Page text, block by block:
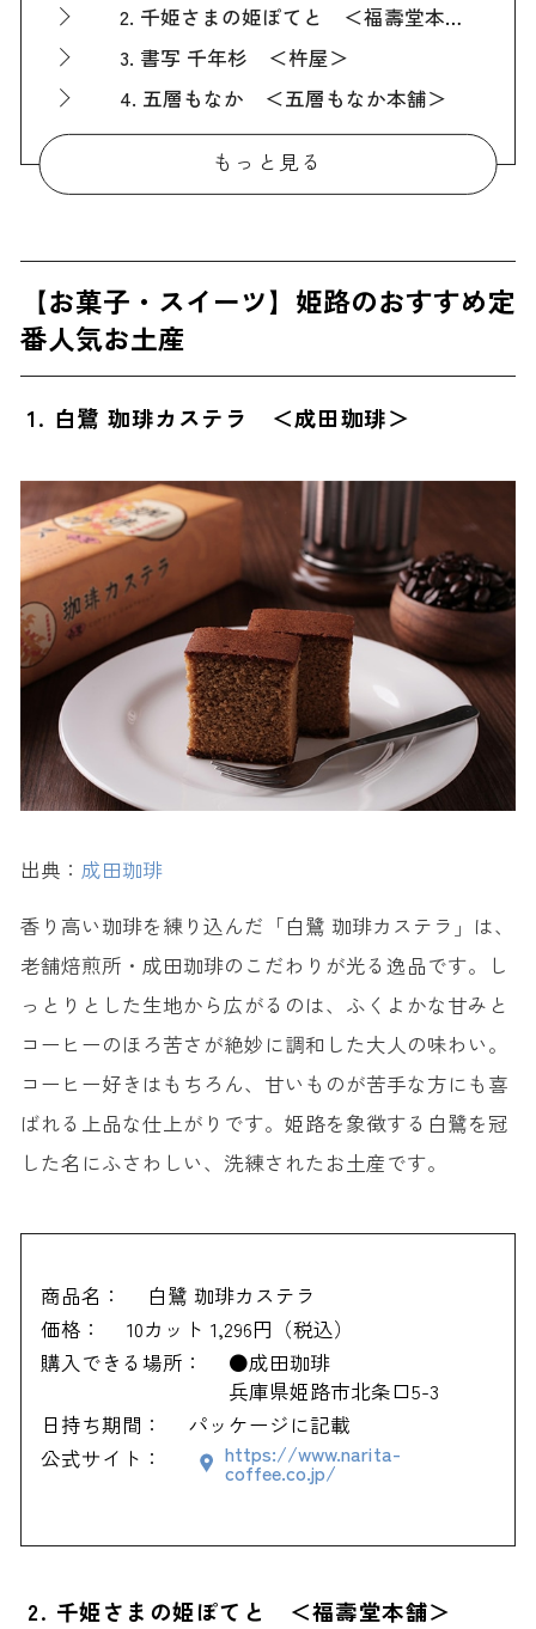
2. 千姫さまの姫ぽてと ＜福壽堂本舗＞
3. 書写 千年杉 ＜杵屋＞
4. 五層もなか ＜五層もなか本舗＞
5. しほみ饅頭 ＜総本家 かん川＞
6. 姫路おでんケーキ ＜大陸＞
7. 姫路ビール ＜姫路鳩屋麦酒＞
8. 城下町どっぐ ＜ヤマサ蒲鉾＞
【雑貨】姫路のおすすめ定番人気お土産
10. 姫路革細工
12. 山田錦せんべい ＜いっぷくせんべい半月庵＞
13. 玉椿 ＜伊勢屋本店＞
姫路で買えるおしゃれな人気お土産
14. 播州銘菓 はりま ＜白鷺陣屋＞
15. 播州かりんとう ＜常盤堂＞
【姫路限定】姫路でしか買えないお土産
18. 球体最中笑美玉 ＜甘音屋＞
19. シオとれもん ＜パティスリー ル・プティブルー＞
20. かまぼこ屋さんのチーズケーキ ＜ハトヤ蒲鉾＞
もっと見る
【お菓子・スイーツ】姫路のおすすめ定
番人気お土産
1. 白鷺 珈琲カステラ ＜成田珈琲＞
出典： 成田珈琲
香り高い珈琲を練り込んだ「白鷺 珈琲カステラ」は、
老舗焙煎所・成田珈琲のこだわりが光る逸品です。し
っとりとした生地から広がるのは、ふくよかな甘みと
コーヒーのほろ苦さが絶妙に調和した大人の味わい。
コーヒー好きはもちろん、甘いものが苦手な方にも喜
ばれる上品な仕上がりです。姫路を象徴する白鷺を冠
した名にふさわしい、洗練されたお土産です。
商品名：
白鷺 珈琲カステラ
価格：
10カット 1,296円（税込）
購入できる場所：
●成田珈琲
兵庫県姫路市北条口5-3
日持ち期間：
パッケージに記載
公式サイト：
https://www.narita-
coffee.co.jp/
2. 千姫さまの姫ぽてと ＜福壽堂本舗＞